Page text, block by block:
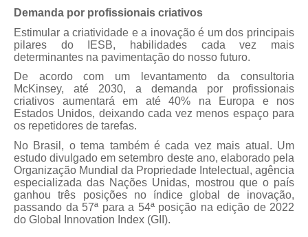
Demanda por profissionais criativos
Estimular a criatividade e a inovação é um dos principais
pilares do IESB, habilidades cada vez mais
determinantes na pavimentação do nosso futuro.
De acordo com um levantamento da consultoria
McKinsey, até 2030, a demanda por profissionais
criativos aumentará em até 40% na Europa e nos
Estados Unidos, deixando cada vez menos espaço para
os repetidores de tarefas.
No Brasil, o tema também é cada vez mais atual. Um
estudo divulgado em setembro deste ano, elaborado pela
Organização Mundial da Propriedade Intelectual, agência
especializada das Nações Unidas, mostrou que o país
ganhou três posições no índice global de inovação,
passando da 57ª para a 54ª posição na edição de 2022
do Global Innovation Index (GII).